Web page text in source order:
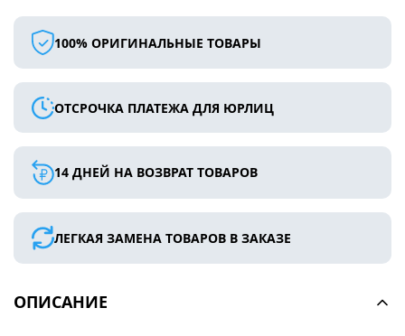
100% ОРИГИНАЛЬНЫЕ ТОВАРЫ
ОТСРОЧКА ПЛАТЕЖА ДЛЯ ЮРЛИЦ
14 ДНЕЙ НА ВОЗВРАТ ТОВАРОВ
ЛЕГКАЯ ЗАМЕНА ТОВАРОВ В ЗАКАЗЕ
ОПИСАНИЕ